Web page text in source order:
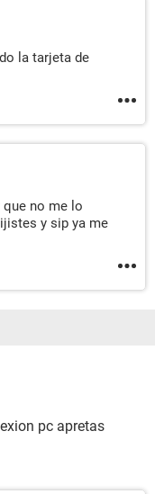
la tarjeta de
no me lo
y sip ya me
pc apretas